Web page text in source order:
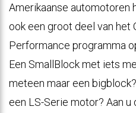
Amerikaanse automotoren
ook een groot deel van het
Performance programma
Een SmallBlock met iets
meteen maar een
een LS-Serie motor? Aan u